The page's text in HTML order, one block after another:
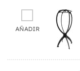
AÑADIR